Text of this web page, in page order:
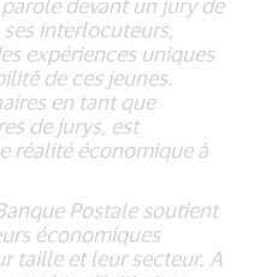
interlocuteurs,
expériences uniques
de ces jeunes.
en tant que
de jurys, est
réalité économique à
Postale soutient
économiques
taille et leur secteur. A